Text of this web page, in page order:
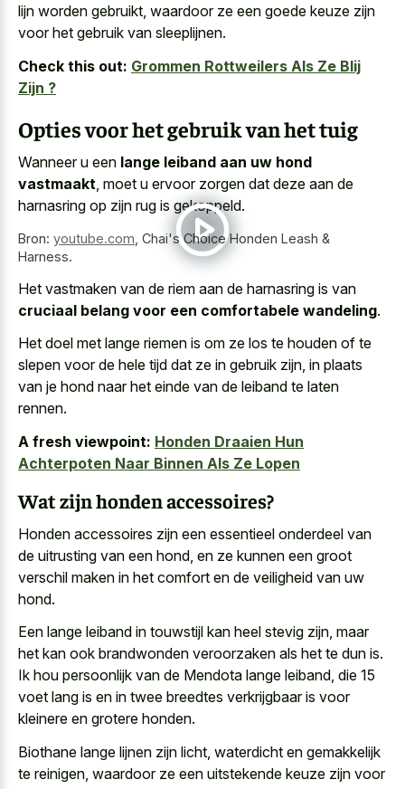
lijn worden gebruikt, waardoor ze een goede keuze zijn
voor het gebruik van sleeplijnen.
Check this out: Grommen Rottweilers Als Ze Blij
Zijn ?
Opties voor het gebruik van het tuig
Wanneer u een lange leiband aan uw hond
vastmaakt, moet u ervoor zorgen dat deze aan de
harnasring op zijn rug is gekoppeld.
Bron: youtube.com Chai's Choice Honden Leash &
Harness.
Het vastmaken van de riem aan de harnasring is van
cruciaal belang voor een comfortabele wandeling.
Het doel met lange riemen is om ze los te houden of te
slepen voor de hele tijd dat ze in gebruik zijn, in plaats
van je hond naar het einde van de leiband te laten
rennen.
A fresh viewpoint: Honden Draaien Hun
Achterpoten Naar Binnen Als Ze Lopen
Wat zijn honden accessoires?
Honden accessoires zijn een essentieel onderdeel van
de uitrusting van een hond, en ze kunnen een groot
verschil maken in het comfort en de veiligheid van uw
hond.
Een lange leiband in touwstijl kan heel stevig zijn, maar
het kan ook brandwonden veroorzaken als het te dun is.
Ik hou persoonlijk van de Mendota lange leiband, die 15
voet lang is en in twee breedtes verkrijgbaar is voor
kleinere en grotere honden.
Biothane lange lijnen zijn licht, waterdicht en gemakkelijk
te reinigen, waardoor ze een uitstekende keuze zijn voor